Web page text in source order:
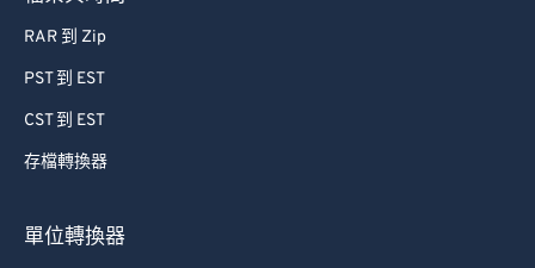
RAR 到 Zip
PST 到 EST
CST 到 EST
存檔轉換器
單位轉換器